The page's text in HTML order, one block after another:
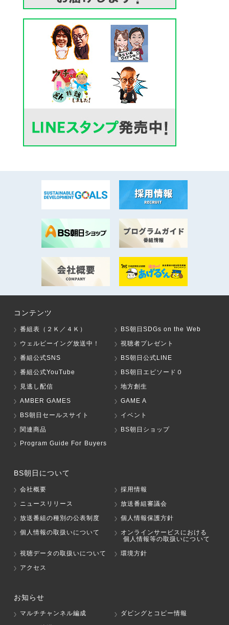
コンテンツ
番組表（２Ｋ／４Ｋ）
BS朝日SDGs on the Web
ウェルビーイング放送中！
視聴者プレゼント
番組公式SNS
BS朝日公式LINE
番組公式YouTube
BS朝日エピソード０
見逃し配信
地方創生
AMBER GAMES
GAME A
BS朝日セールスサイト
イベント
関連商品
BS朝日ショップ
Program Guide For Buyers
BS朝日について
会社概要
採用情報
ニュースリリース
放送番組審議会
放送番組の種別の公表制度
個人情報保護方針
個人情報の取扱いについて
オンラインサービスにおける
個人情報等の取扱いについて
視聴データの取扱いについて
環境方針
アクセス
お知らせ
マルチチャンネル編成
ダビングとコピー情報